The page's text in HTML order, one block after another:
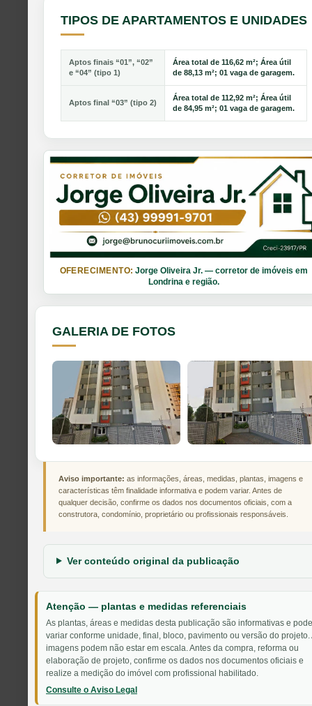
TIPOS DE APARTAMENTOS E UNIDADES
Aptos finais “01”, “02”
e “04” (tipo 1)
Área total de 116,62 m²; Área útil
de 88,13 m²; 01 vaga de garagem.
Aptos final “03” (tipo 2)
Área total de 112,92 m²; Área útil
de 84,95 m²; 01 vaga de garagem.
OFERECIMENTO: Jorge Oliveira Jr. — corretor de imóveis em
Londrina e região.
GALERIA DE FOTOS
Aviso importante: as informações, áreas, medidas, plantas, imagens e
características têm finalidade informativa e podem variar. Antes de
qualquer decisão, confirme os dados nos documentos oficiais, com a
construtora, condomínio, proprietário ou profissionais responsáveis.
Ver conteúdo original da publicação
Atenção — plantas e medidas referenciais
As plantas, áreas e medidas desta publicação são informativas e
variar conforme unidade, final, bloco, pavimento ou versão do projeto.
imagens podem não estar em escala. Antes da compra, reforma ou
elaboração de projeto, confirme os dados nos documentos oficiais e
realize a medição do imóvel com profissional habilitado.
Consulte o Aviso Legal